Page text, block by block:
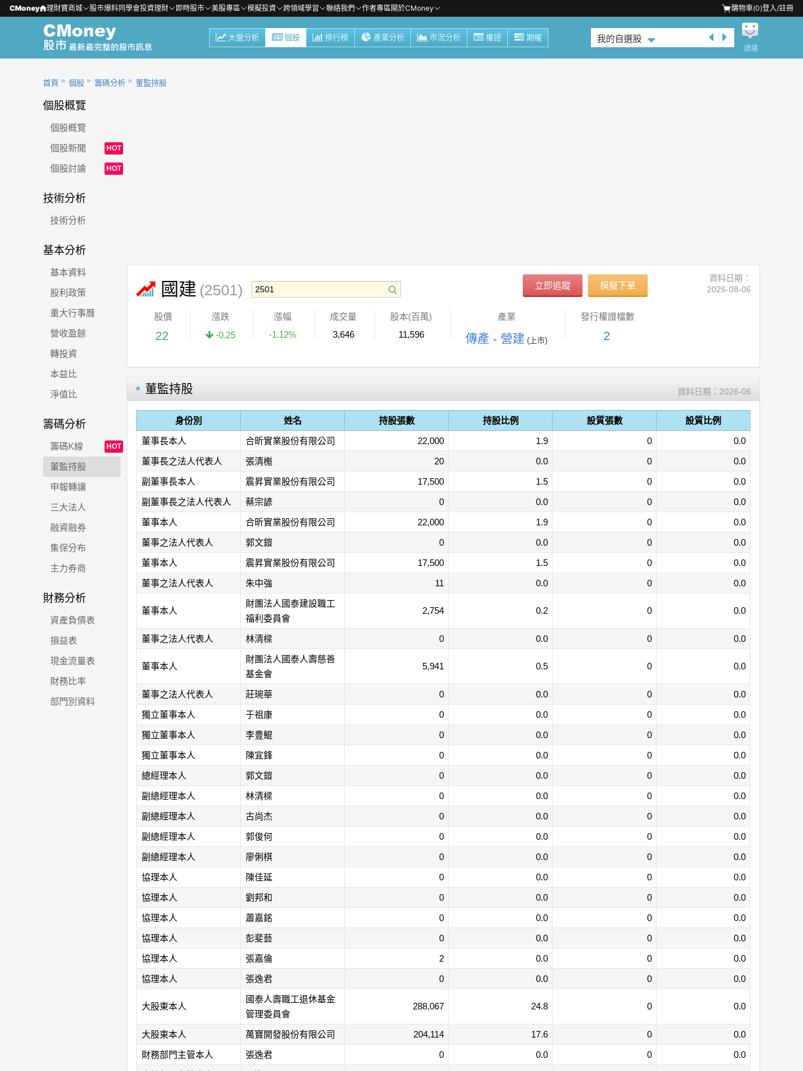
CMoney 理財寶商城 股市爆料同學會投資理財 即時股市 美股專區 模擬投資 跨領域學習 聯絡我們 作者專區關於CMoney 購物車(0)登入/註冊
大盤分析 個股 排行榜 產業分析 市況分析 權證 期權 我的自選股
建議
首頁 個股 籌碼分析 董監持股
個股概覽
個股概覽
個股新聞
HOT
個股討論 HOT
技術分析
技術分析
基本分析
基本資料
股利政策
重大行事曆
營收盈餘
轉投資
本益比
淨值比
籌碼分析
籌碼K線 HOT
董監持股
申報轉讓
三大法人
融資融券
集保分布
主力券商
財務分析
資產負債表
損益表
現金流量表
財務比率
部門別資料
國建 (2501) 立即追蹤 模擬下單
資料日期：
2026-08-06
股價
22
漲跌
-0.25
漲幅
-1.12%
成交量
3,646
股本(百萬)
11,596
產業
傳產 - 營建 (上市)
發行權證檔數
2
董監持股 資料日期： 2026-06
身份別 姓名 持股張數 持股比例 設質張數
設質比例
董事長本人
合昕實業股份有限公司 22,000 1.9 0
0.0
董事長之法人代表人
張清櫆 20 0.0 0
0.0
副董事長本人
震昇實業股份有限公司 17,500 1.5 0
0.0
副董事長之法人代表人
蔡宗諺 0 0.0 0
0.0
董事本人
合昕實業股份有限公司 22,000 1.9 0
0.0
董事之法人代表人
郭文鎧 0 0.0 0
0.0
董事本人
震昇實業股份有限公司 17,500 1.5 0
0.0
董事之法人代表人
朱中強 11 0.0 0 0.0
董事本人
財團法人國泰建設職工
福利委員會
2,754 0.2 0 0.0
董事之法人代表人 林清樑 0 0.0 0 0.0
董事本人
財團法人國泰人壽慈善
基金會
5,941 0.5 0 0.0
董事之法人代表人 莊琬華 0 0.0 0
0.0
獨立董事本人
于祖康 0 0.0 0
0.0
獨立董事本人
李豊鯤 0 0.0 0
0.0
獨立董事本人
陳宜鋒 0 0.0 0
0.0
總經理本人
郭文鎧 0 0.0 0
0.0
副總經理本人
林清樑 0 0.0 0
0.0
副總經理本人
古尚杰 0 0.0 0
0.0
副總經理本人
郭俊何 0 0.0 0
0.0
副總經理本人
廖俐棋 0 0.0 0
0.0
協理本人
陳佳延 0 0.0 0
0.0
協理本人
劉邦和 0 0.0 0
0.0
協理本人
蕭嘉銘 0 0.0 0
0.0
協理本人
彭斐藝 0 0.0 0
0.0
協理本人
張嘉倫 2 0.0 0
0.0
協理本人
張逸君 0 0.0 0 0.0
大股東本人
國泰人壽職工退休基金
管理委員會
288,067 24.8 0 0.0
大股東本人 萬寶開發股份有限公司 204,114 17.6 0
0.0
財務部門主管本人
張逸君 0 0.0 0
0.0